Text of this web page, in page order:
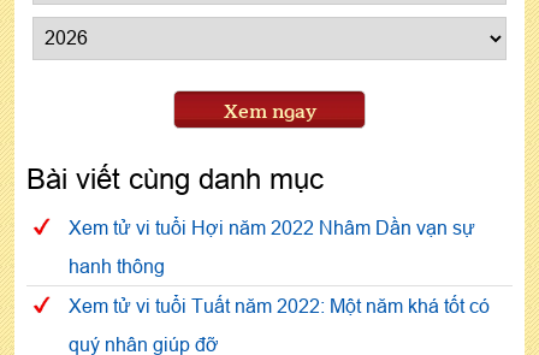
Xem ngay
Bài viết cùng danh mục
Xem tử vi tuổi Hợi năm 2022 Nhâm Dần vạn sự
hanh thông
Xem tử vi tuổi Tuất năm 2022: Một năm khá tốt có
quý nhân giúp đỡ